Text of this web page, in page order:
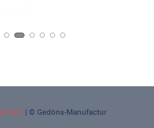
| © Gedöns-Manufactur